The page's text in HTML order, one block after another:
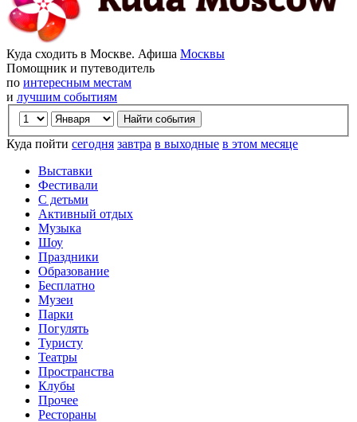
Куда сходить в Москве. Афиша Москвы
Помощник и путеводитель
по интересным местам
и лучшим событиям
Куда пойти сегодня завтра в выходные в этом месяце
Выставки
Фестивали
С детьми
Активный отдых
Музыка
Шоу
Праздники
Образование
Бесплатно
Музеи
Парки
Погулять
Туристу
Театры
Пространства
Клубы
Прочее
Рестораны